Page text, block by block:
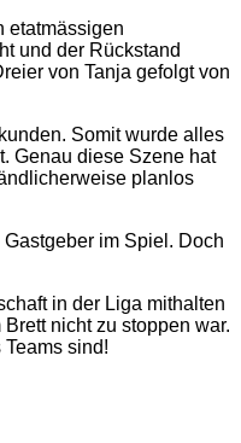
etatmässigen
und der Rückstand
von Tanja gefolgt von
Somit wurde alles
Genau diese Szene hat
planlos
im Spiel. Doch
in der Liga mithalten
nicht zu stoppen war.
sind!